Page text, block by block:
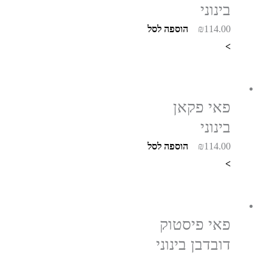
בינוני
₪114.00
הוספה לסל
>
פאי פקאן
בינוני
₪114.00
הוספה לסל
>
פאי פיסטוק
דובדבן בינוני